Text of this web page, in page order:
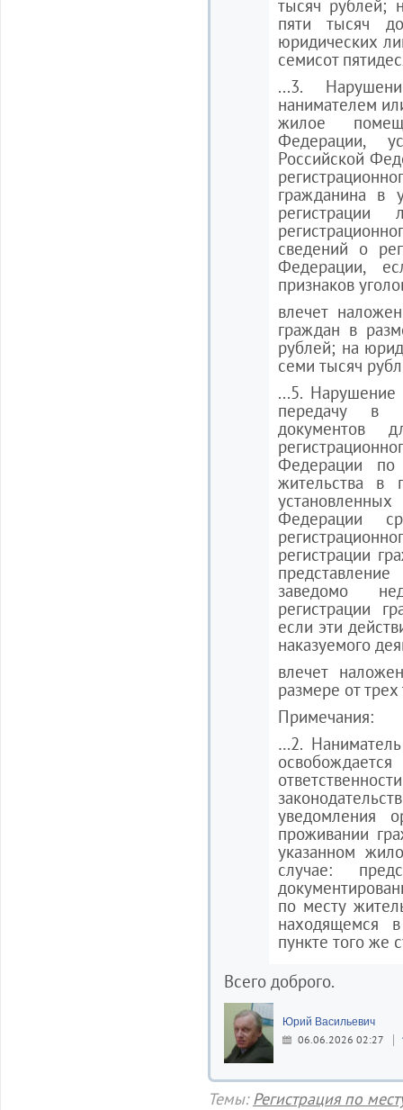
тысяч рублей;
пяти тысяч
юридических
семисот
...3.
нанимателем
жилое
Федерации,
Российской
гражданина в
сведений о
Федерации,
признаков
влечет
граждан в
рублей; на
семи тысяч
...5. Нарушение
передачу в
документов
Федерации
жительства в
Федерации
регистрации
заведомо
регистрации
если эти
наказуемого
влечет
размере от
Примечания:
…2.
уведомления
проживании
указанном
случае:
по месту
находящемся
пункте того же
Всего доброго.
Юрий Васильевич
06.06.2026 02:27
Темы:Регистрация по